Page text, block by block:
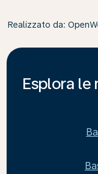
Realizzato da:
Esplora le